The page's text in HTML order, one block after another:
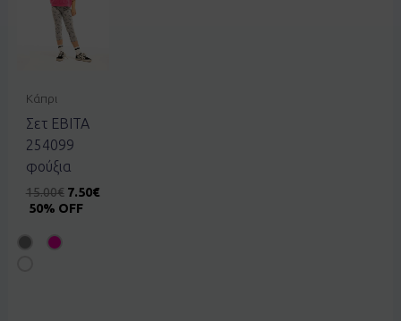
Κάπρι
Σετ EBITA
254099
φούξια
15.00€ 7.50€
50% OFF